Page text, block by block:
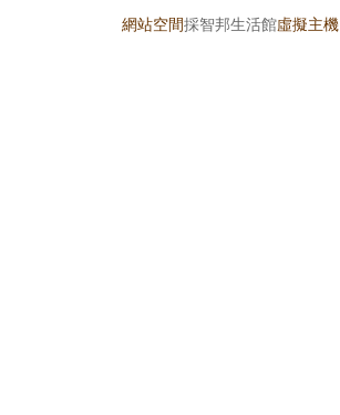
網站空間採智邦生活館虛擬主機